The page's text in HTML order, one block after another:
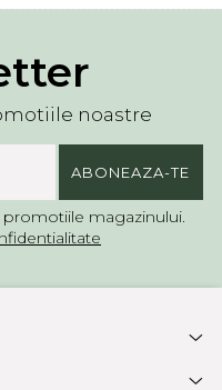
noastre
magazinului.